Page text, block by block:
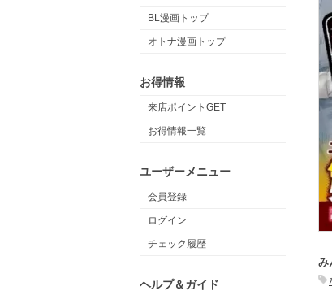
BL漫画トップ
オトナ漫画トップ
お得情報
来店ポイントGET
お得情報一覧
ユーザーメニュー
会員登録
ログイン
チェック履歴
ヘルプ＆ガイド
み